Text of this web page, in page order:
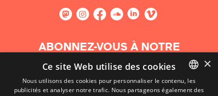
ABONNEZ-VOUS À NOTRE
NEWSLETTER
S'abonner
BASQUE
×
Ce site Web utilise des cookies
Nous utilisons des cookies pour personnaliser le contenu, les
publicités et analyser notre trafic. Nous partageons également des